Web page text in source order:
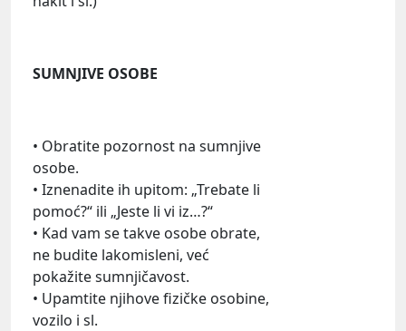
SUMNJIVE OSOBE
• Obratite pozornost na sumnjive
osobe.
• Iznenadite ih upitom: „Trebate li
pomoć?“ ili „Jeste li vi iz…?“
• Kad vam se takve osobe obrate,
ne budite lakomisleni, već
pokažite sumnjičavost.
• Upamtite njihove fizičke osobine,
vozilo i sl.